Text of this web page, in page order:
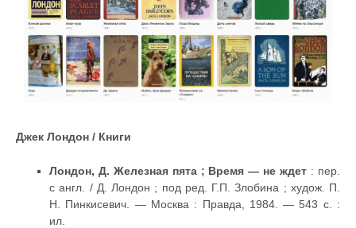
Джек Лондон / Книги
Лондон, Д. Железная пята ; Время — не ждет : пер.
с англ. / Д. Лондон ; под ред. Г.П. Злобина ; худож. П.
Н. Пинкисевич. — Москва : Правда, 1984. — 543 с. :
ил.